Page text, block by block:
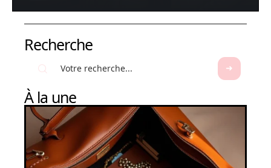
Recherche
À la une